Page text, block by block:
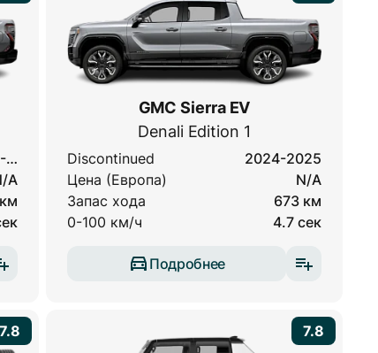
…
A
GMC Sierra EV
Denali Edition 1
Discontinued
2024-2025
Цена (Европа)
N/A
Запас хода
673 км
0-100 км/ч
4.7 сек
Подробнее
7.8 7.8